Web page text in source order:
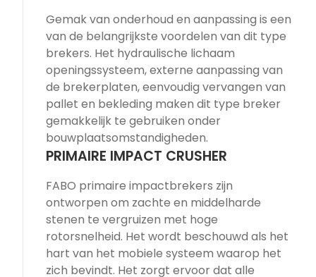
Gemak van onderhoud en aanpassing is een
van de belangrijkste voordelen van dit type
brekers. Het hydraulische lichaam
openingssysteem, externe aanpassing van
de brekerplaten, eenvoudig vervangen van
pallet en bekleding maken dit type breker
gemakkelijk te gebruiken onder
bouwplaatsomstandigheden.
PRIMAIRE IMPACT CRUSHER
FABO primaire impactbrekers zijn
ontworpen om zachte en middelharde
stenen te vergruizen met hoge
rotorsnelheid. Het wordt beschouwd als het
hart van het mobiele systeem waarop het
zich bevindt. Het zorgt ervoor dat alle